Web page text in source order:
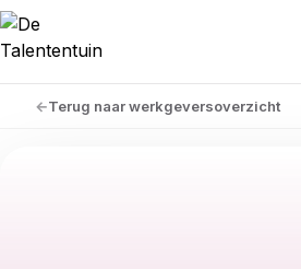
Terug naar werkgeversoverzicht